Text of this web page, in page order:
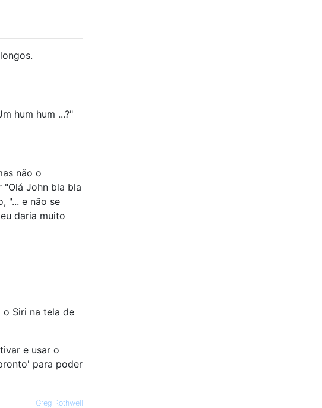
hum hum ...?"
não o
"Olá John bla bla
"... e não se
daria muito
Siri na tela de
e usar o
para poder
— Greg Rothwell